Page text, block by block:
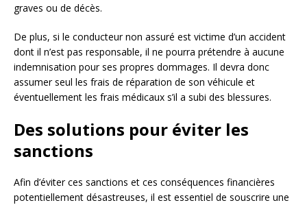
graves ou de décès.
De plus, si le conducteur non assuré est victime d’un accident
dont il n’est pas responsable, il ne pourra prétendre à aucune
indemnisation pour ses propres dommages. Il devra donc
assumer seul les frais de réparation de son véhicule et
éventuellement les frais médicaux s’il a subi des blessures.
Des solutions pour éviter les
sanctions
Afin d’éviter ces sanctions et ces conséquences financières
potentiellement désastreuses, il est essentiel de souscrire une